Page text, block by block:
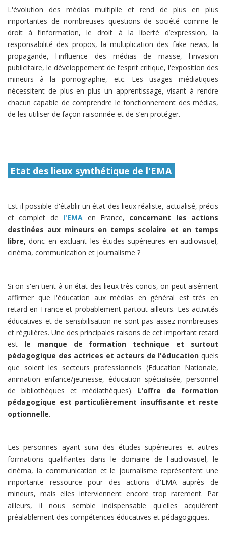
L'évolution des médias multiplie et rend de plus en plus
importantes de nombreuses questions de société comme le
droit à l’information, le droit à la liberté d’expression, la
responsabilité des propos, la multiplication des fake news, la
propagande, l'influence des médias de masse, l'invasion
publicitaire, le développement de l’esprit critique, l'exposition des
mineurs à la pornographie, etc. Les usages médiatiques
nécessitent de plus en plus un apprentissage, visant à rendre
chacun capable de comprendre le fonctionnement des médias,
de les utiliser de façon raisonnée et de s’en protéger.
Etat des lieux synthétique de l'EMA
Est-il possible d'établir un état des lieux réaliste, actualisé, précis
et complet de l'EMA en France, concernant les actions
destinées aux mineurs en temps scolaire et en temps
libre, donc en excluant les études supérieures en audiovisuel,
cinéma, communication et journalisme ?
Si on s'en tient à un état des lieux très concis, on peut aisément
affirmer que l'éducation aux médias en général est très en
retard en France et probablement partout ailleurs. Les activités
éducatives et de sensibilisation ne sont pas assez nombreuses
et régulières. Une des principales raisons de cet important retard
est le manque de formation technique et surtout
pédagogique des actrices et acteurs de l'éducation quels
que soient les secteurs professionnels (Education Nationale,
animation enfance/jeunesse, éducation spécialisée, personnel
de bibliothèques et médiathèques). L’offre de formation
pédagogique est particulièrement insuffisante et reste
optionnelle.
Les personnes ayant suivi des études supérieures et autres
formations qualifiantes dans le domaine de l'audiovisuel, le
cinéma, la communication et le journalisme représentent une
importante ressource pour des actions d'EMA auprès de
mineurs, mais elles interviennent encore trop rarement. Par
ailleurs, il nous semble indispensable qu'elles acquièrent
préalablement des compétences éducatives et pédagogiques.